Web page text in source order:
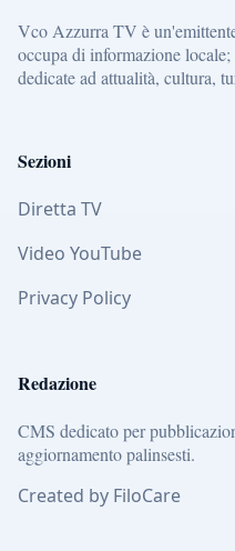
Vco Azzurra TV è
occupa di informazione
dedicate ad attualità, cultura,
Sezioni
Diretta TV
Video YouTube
Privacy Policy
Redazione
CMS dedicato per
aggiornamento palinsesti.
Created by FiloCare